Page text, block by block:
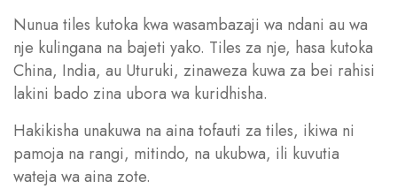
Nunua tiles kutoka kwa wasambazaji wa ndani au wa
nje kulingana na bajeti yako. Tiles za nje, hasa kutoka
China, India, au Uturuki, zinaweza kuwa za bei rahisi
lakini bado zina ubora wa kuridhisha.
Hakikisha unakuwa na aina tofauti za tiles, ikiwa ni
pamoja na rangi, mitindo, na ukubwa, ili kuvutia
wateja wa aina zote.